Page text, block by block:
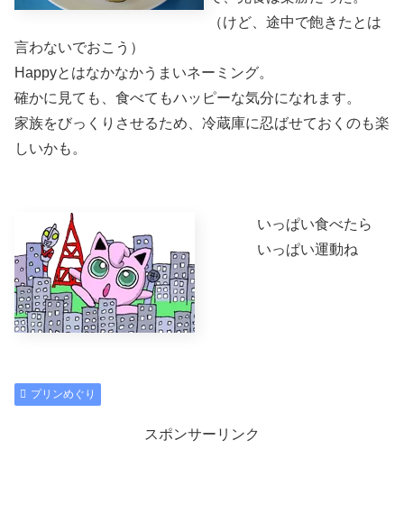
（けど、途中で飽きたとは
言わないでおこう）
Happyとはなかなかうまいネーミング。
確かに見ても、食べてもハッピーな気分になれます。
家族をびっくりさせるため、冷蔵庫に忍ばせておくのも楽
しいかも。
いっぱい食べたら
いっぱい運動ね
プリンめぐり
スポンサーリンク